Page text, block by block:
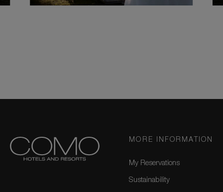
MORE INFORMATION
My Reservations
Sustainability